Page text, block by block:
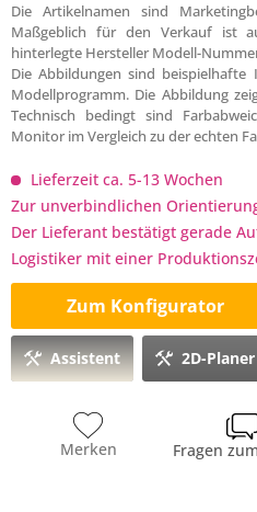
Die Artikelnamen sind
Maßgeblich für den Verkauf ist
hinterlegte Hersteller Modell-
Die Abbildungen sind beispielhafte
Modellprogramm. Die Abbildung
Technisch bedingt sind
Monitor im Vergleich zu der echten
Lieferzeit ca. 5-13 Wochen
Zur unverbindlichen
Der Lieferant bestätigt gerade
Logistiker mit einer
Zum Konfigurator
Assistent 2D-Planer
Merken Fragen